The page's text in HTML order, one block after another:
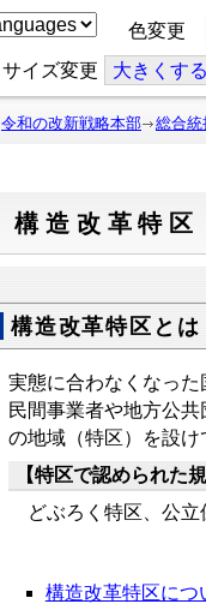
色変更
サイズ変更 大きくする
令和の改新戦略本部 総合統
構造改革特区
構造改革特区とは
実態に合わなくなっ
民間事業者や地方公
の地域（特区）を設け
【特区で認められた
どぶろく特区、公立
構造改革特区につ